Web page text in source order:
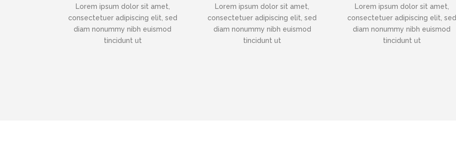
Lorem ipsum dolor sit amet,
consectetuer adipiscing elit, sed
diam nonummy nibh euismod
tincidunt ut
Lorem ipsum dolor sit amet,
consectetuer adipiscing elit, sed
diam nonummy nibh euismod
tincidunt ut
Lorem ipsum dolor sit amet,
consectetuer adipiscing elit, sed
diam nonummy nibh euismod
tincidunt ut